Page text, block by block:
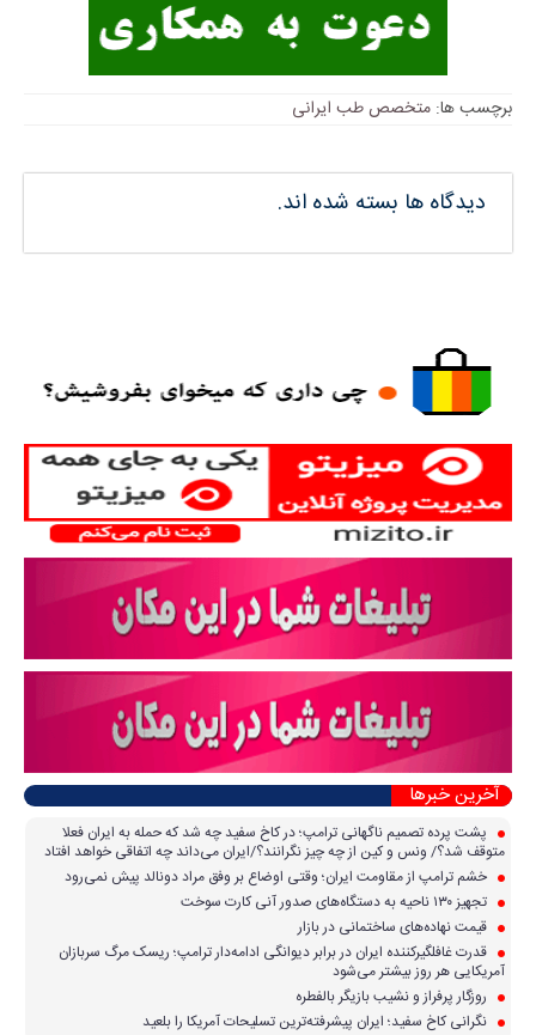
برچسب ها: متخصص طب ایرانی
دیدگاه ها بسته شده اند.
آخرین خبرها
پشت پرده تصمیم ناگهانی ترامپ؛ در کاخ سفید چه شد که حمله به ایران فعلا
متوقف شد؟/ ونس و کین از چه چیز نگرانند؟/ایران می‌داند چه اتفاقی خواهد افتاد
خشم ترامپ از مقاومت ایران؛ وقتی اوضاع بر وفق مراد دونالد پیش نمی‌رود
تجهیز ۱۳۰ ناحیه به دستگاه‌های صدور آنی کارت سوخت
قیمت نهاده‌های ساختمانی در بازار
قدرت غافلگیرکننده ایران در برابر دیوانگی ادامه‌دار ترامپ؛ ریسک مرگ سربازان
آمریکایی هر روز بیشتر می‌شود
روزگار پرفراز و نشیب بازیگر بالفطره
نگرانی کاخ سفید؛ ایران پیشرفته‌ترین تسلیحات آمریکا را بلعید